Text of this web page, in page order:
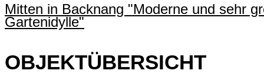
Mitten in Backnang "Moderne und sehr
Gartenidylle"
OBJEKTÜBERSICHT